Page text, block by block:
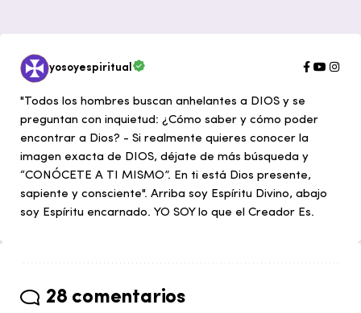
yosoyespiritual
"Todos los hombres buscan anhelantes a DIOS y se
preguntan con inquietud: ¿Cómo saber y cómo poder
encontrar a Dios? - Si realmente quieres conocer la
imagen exacta de DIOS, déjate de más búsqueda y
“CONÓCETE A TI MISMO”. En ti está Dios presente,
sapiente y consciente". Arriba soy Espíritu Divino, abajo
soy Espíritu encarnado. YO SOY lo que el Creador Es.
28 comentarios